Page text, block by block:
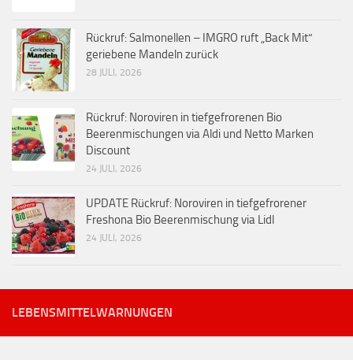
Rückruf: Salmonellen – IMGRO ruft „Back Mit“
geriebene Mandeln zurück
28 JULI, 2026
Rückruf: Noroviren in tiefgefrorenen Bio
Beerenmischungen via Aldi und Netto Marken
Discount
24 JULI, 2026
UPDATE Rückruf: Noroviren in tiefgefrorener
Freshona Bio Beerenmischung via Lidl
24 JULI, 2026
LEBENSMITTELWARNUNGEN